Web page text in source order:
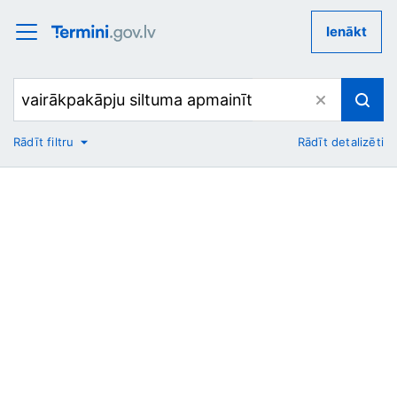
Ienākt
No
Rādīt filtru Rādīt detalizēti